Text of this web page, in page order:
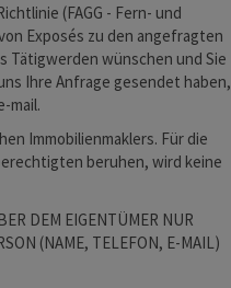
(FAGG - Fern- und
Exposés zu den angefragten
Tätigwerden wünschen und Sie
Ihre Anfrage gesendet haben,
mail.
Immobilienmaklers. Für die
beruhen, wird keine
DEM EIGENTÜMER NUR
(NAME, TELEFON, E-MAIL)